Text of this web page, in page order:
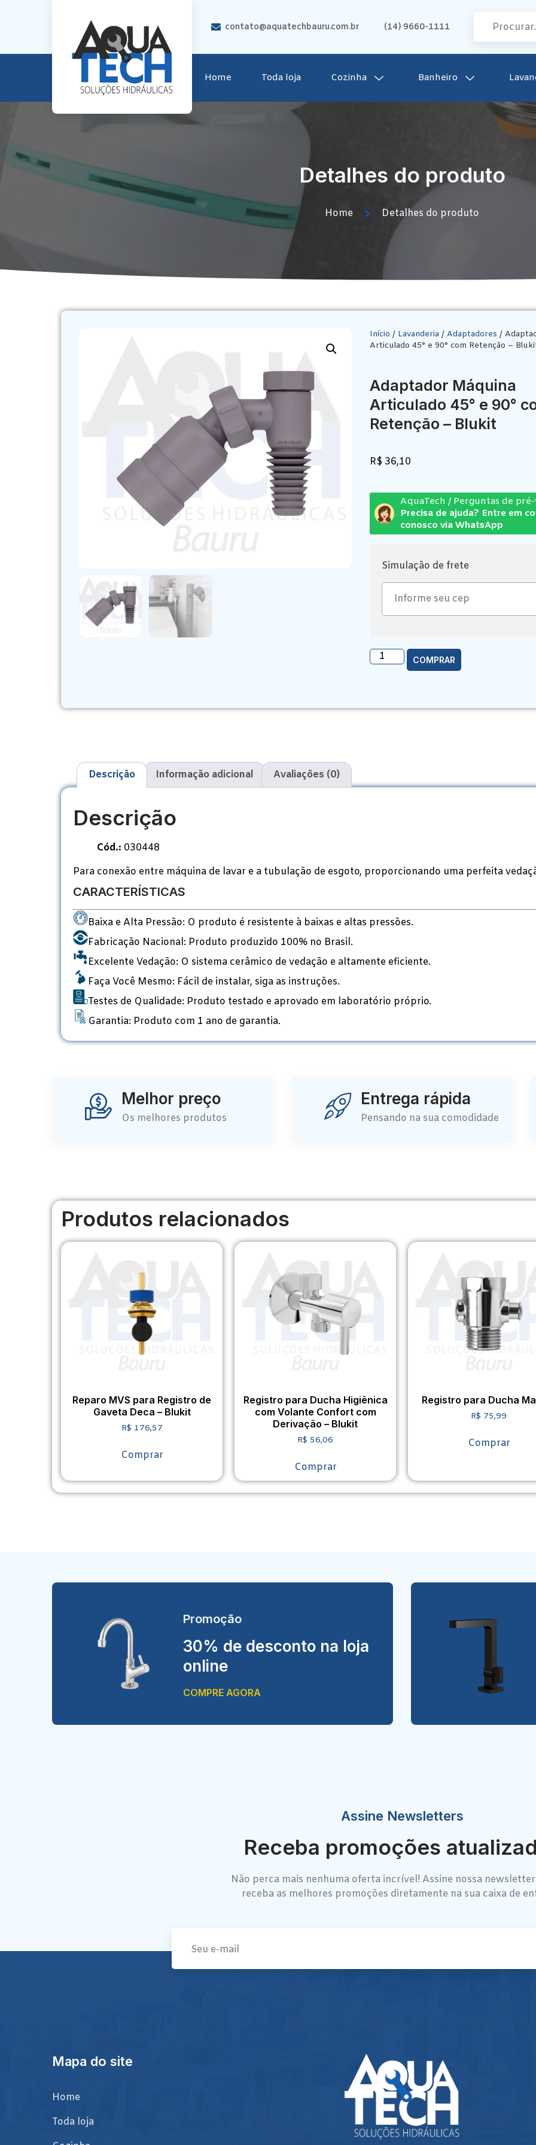
contato@aquatechbauru.com.br (14) 9660-1111
Home Toda loja Cozinha Banheiro
Detalhes do produto
Home Detalhes do produto
Início / Lavanderia/ Adaptadores /
Articulado 45° e 90° com Retenção –
Adaptador Máquina
Articulado 45° e 90°
Retenção – Blukit
R$ 36,10
AquaTech / Perguntas de
Precisa de ajuda? Entre em
conosco via WhatsApp
Simulação de frete
COMPRAR
Descrição Informação adicional Avaliações (0)
Descrição
Cód.: 030448
Para conexão entre máquina de lavar e a tubulação de esgoto, proporcionando uma perfeita
CARACTERÍSTICAS
Baixa e Alta Pressão: O produto é resistente à baixas e altas pressões.
Fabricação Nacional: Produto produzido 100% no Brasil.
Excelente Vedação: O sistema cerâmico de vedação e altamente eficiente.
Faça Você Mesmo: Fácil de instalar, siga as instruções.
Testes de Qualidade: Produto testado e aprovado em laboratório próprio.
Garantia: Produto com 1 ano de garantia.
Melhor preço
Os melhores produtos
Entrega rápida
Pensando na sua comodidade
Produtos relacionados
Reparo MVS para Registro de
Gaveta Deca – Blukit
R$ 176,57
Comprar
Registro para Ducha Higiênica
com Volante Confort com
Derivação – Blukit
R$ 56,06
Comprar
Registro para Ducha
R$ 75,99
Comprar
Promoção
30% de desconto na loja
online
COMPRE AGORA
Assine Newsletters
Receba promoções
Não perca mais nenhuma oferta incrível! Assine nossa
receba as melhores promoções diretamente na sua caixa de
Mapa do site
Home
Toda loja